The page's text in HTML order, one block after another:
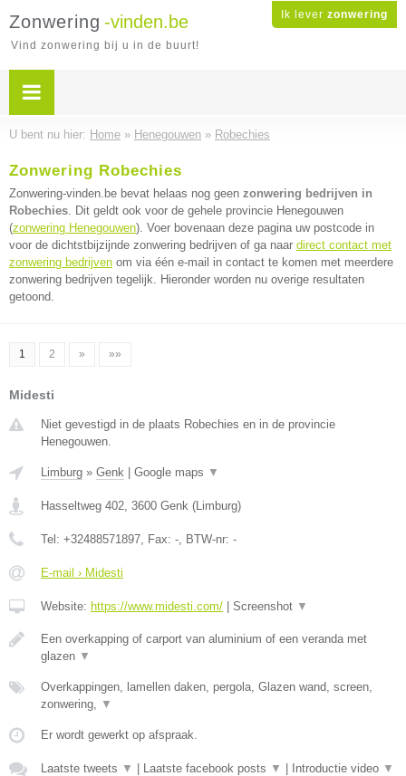
Ik lever zonwering
Zonwering -vinden.be
Vind zonwering bij u in de buurt!
U bent nu hier: Home » Henegouwen » Robechies
Zonwering Robechies
Zonwering-vinden.be bevat helaas nog geen zonwering bedrijven in
Robechies. Dit geldt ook voor de gehele provincie Henegouwen
(zonwering Henegouwen). Voer bovenaan deze pagina uw postcode in
voor de dichtstbijzijnde zonwering bedrijven of ga naar direct contact met
zonwering bedrijven om via één e-mail in contact te komen met meerdere
zonwering bedrijven tegelijk. Hieronder worden nu overige resultaten
getoond.
1 2 » »»
Midesti
Niet gevestigd in de plaats Robechies en in de provincie
Henegouwen.
Limburg » Genk Google maps ▼
Hasseltweg 402, 3600 Genk (Limburg)
Tel: +32488571897, Fax: -, BTW-nr: -
E-mail › Midesti
Website: https://www.midesti.com/ Screenshot ▼
Een overkapping of carport van aluminium of een veranda met
glazen ▼
Overkappingen, lamellen daken, pergola, Glazen wand, screen,
zonwering, ▼
Er wordt gewerkt op afspraak.
Laatste tweets ▼ Laatste facebook posts ▼ Introductie video ▼